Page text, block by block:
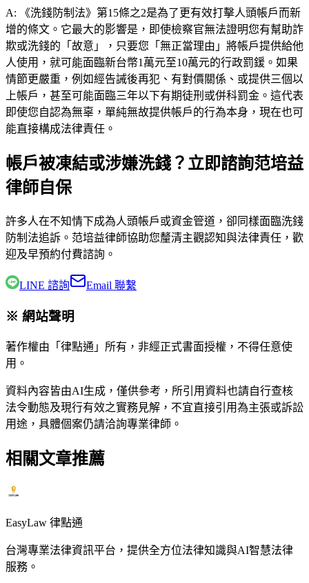
A:
《洗錢防制法》第15條之2是為了更有效打擊人頭帳戶而新
增的條文。它最大的影響是，即使檢察官無法證明您有幫助詐
欺或洗錢的「故意」，只要您「無正當理由」將帳戶提供給他
人使用，就可能面臨新台幣1萬元至10萬元的行政罰鍰。如果
情節更嚴重，例如經告誡後再犯、有對價關係、或提供三個以
上帳戶，甚至可能面臨三年以下有期徒刑或併科罰金。這代表
即使您自認為無辜，單純無故提供帳戶的行為本身，現在也可
能直接構成法律責任。
帳戶被凍結或涉嫌洗錢？立即諮詢范培益
律師自保
許多人在不知情下成為人頭帳戶或資金管道，卻同樣面臨洗錢
防制法追訴。 范培益律師協助您釐清主觀認知與法律責任，歡
迎及早預約付費諮詢。
LINE 諮詢 Email 聯繫
※ 網站聲明
著作權由「律點通」所有，非經正式書面授權，不得任意使
用。
資料內容皆由AI生成，僅供參考，所引用資料也請自行查核
法令動態及現行有效之實務見解，不宜直接引用為主張或訴訟
用途，具體個案仍請洽詢專業律師。
相關文章推薦
EasyLaw 律點通
台灣專業法律資訊平台，提供全方位法律知識與AI智慧法律
服務。